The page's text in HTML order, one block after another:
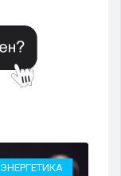
ЭНЕРГЕТИКА